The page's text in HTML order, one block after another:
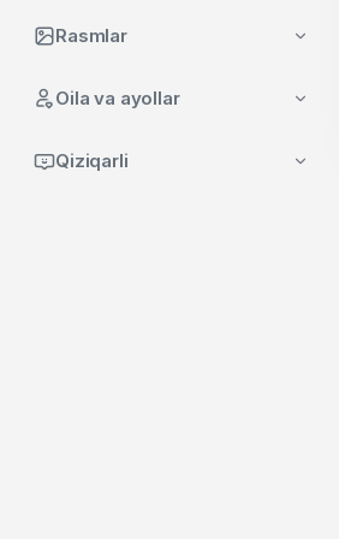
Rasmlar
Oila va ayollar
Qiziqarli